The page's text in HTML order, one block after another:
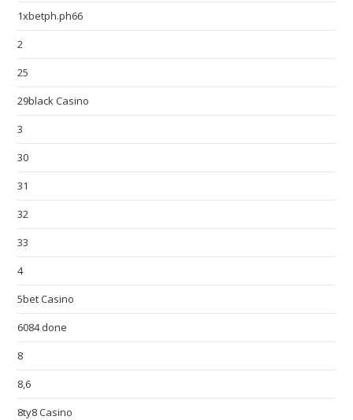
1xbetph.ph66
2
25
29black Casino
3
30
31
32
33
4
5bet Casino
6084 done
8
8,6
8ty8 Casino